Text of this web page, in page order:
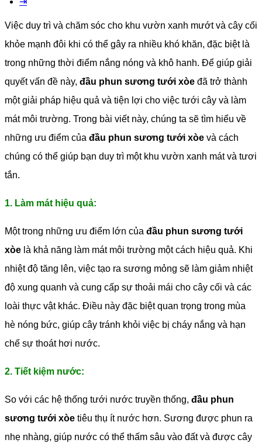
Việc duy trì và chăm sóc cho khu vườn xanh mướt và cây cối
khỏe mạnh đôi khi có thể gây ra nhiều khó khăn, đặc biệt là
trong những thời điểm nắng nóng và khô hanh. Để giúp giải
quyết vấn đề này, đầu phun sương tưới xòe đã trở thành
một giải pháp hiệu quả và tiện lợi cho việc tưới cây và làm
mát môi trường. Trong bài viết này, chúng ta sẽ tìm hiểu về
những ưu điểm của đầu phun sương tưới xòe và cách
chúng có thể giúp bạn duy trì một khu vườn xanh mát và tươi
tắn.
1. Làm mát hiệu quả:
Một trong những ưu điểm lớn của đầu phun sương tưới
xòe là khả năng làm mát môi trường một cách hiệu quả. Khi
nhiệt độ tăng lên, việc tạo ra sương mỏng sẽ làm giảm nhiệt
độ xung quanh và cung cấp sự thoải mái cho cây cối và các
loài thực vật khác. Điều này đặc biệt quan trọng trong mùa
hè nóng bức, giúp cây tránh khỏi việc bị cháy nắng và hạn
chế sự thoát hơi nước.
2. Tiết kiệm nước:
So với các hệ thống tưới nước truyền thống, đầu phun
sương tưới xòe tiêu thụ ít nước hơn. Sương được phun ra
nhẹ nhàng, giúp nước có thể thấm sâu vào đất và được cây